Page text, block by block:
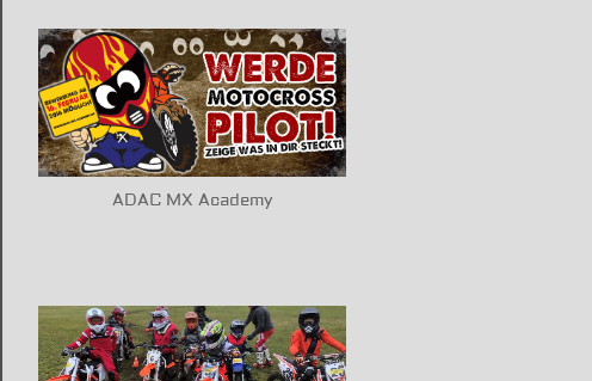
ADAC MX Academy